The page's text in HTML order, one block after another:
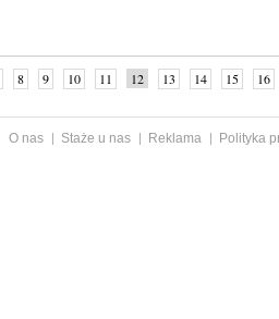
8 9 10 11 12 13 14 15 16
O nas Staże u nas Reklama
Polityka